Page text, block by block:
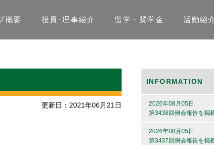
概要 役員･理事紹介 留学・奨学金 活動紹
更新日：2021年06月21日
INFORMATION
2026年08月05日
第3438回例会報告を掲
2026年08月05日
第3437回例会報告を掲